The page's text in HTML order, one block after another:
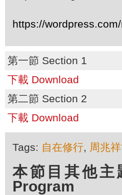
https://
第一節 Section 1
下載 Download
第二節 Section 2
下載 Download
Tags: 自在修行, 周兆
本節目其他主
Program